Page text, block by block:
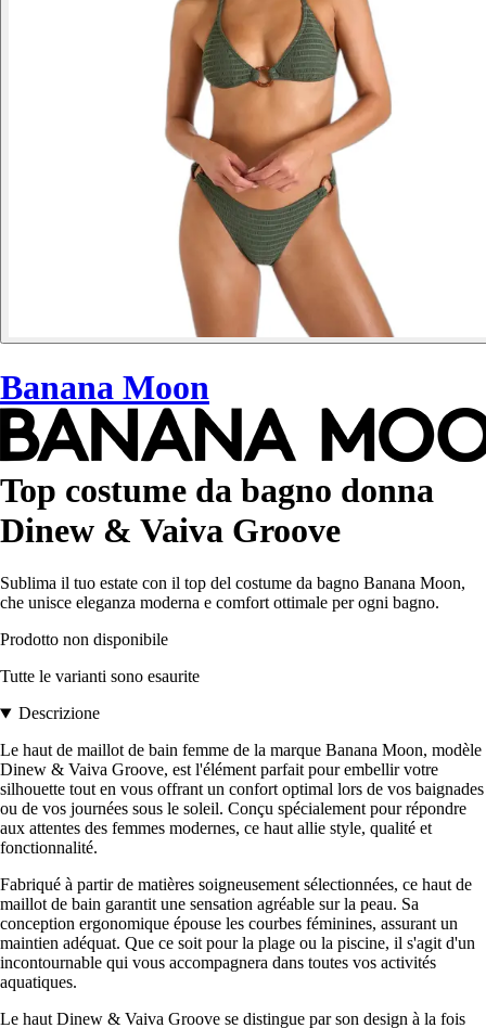
Banana Moon
Top costume da bagno donna
Dinew & Vaiva Groove
Sublima il tuo estate con il top del costume da bagno Banana Moon,
che unisce eleganza moderna e comfort ottimale per ogni bagno.
Prodotto non disponibile
Tutte le varianti sono esaurite
Descrizione
Le haut de maillot de bain femme de la marque Banana Moon, modèle
Dinew & Vaiva Groove, est l'élément parfait pour embellir votre
silhouette tout en vous offrant un confort optimal lors de vos baignades
ou de vos journées sous le soleil. Conçu spécialement pour répondre
aux attentes des femmes modernes, ce haut allie style, qualité et
fonctionnalité.
Fabriqué à partir de matières soigneusement sélectionnées, ce haut de
maillot de bain garantit une sensation agréable sur la peau. Sa
conception ergonomique épouse les courbes féminines, assurant un
maintien adéquat. Que ce soit pour la plage ou la piscine, il s'agit d'un
incontournable qui vous accompagnera dans toutes vos activités
aquatiques.
Le haut Dinew & Vaiva Groove se distingue par son design à la fois